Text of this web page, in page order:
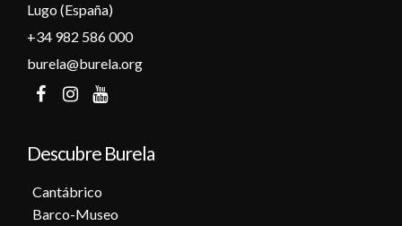
Lugo (España)
+34 982 586 000
burela@burela.org
Descubre Burela
Cantábrico
Barco-Museo